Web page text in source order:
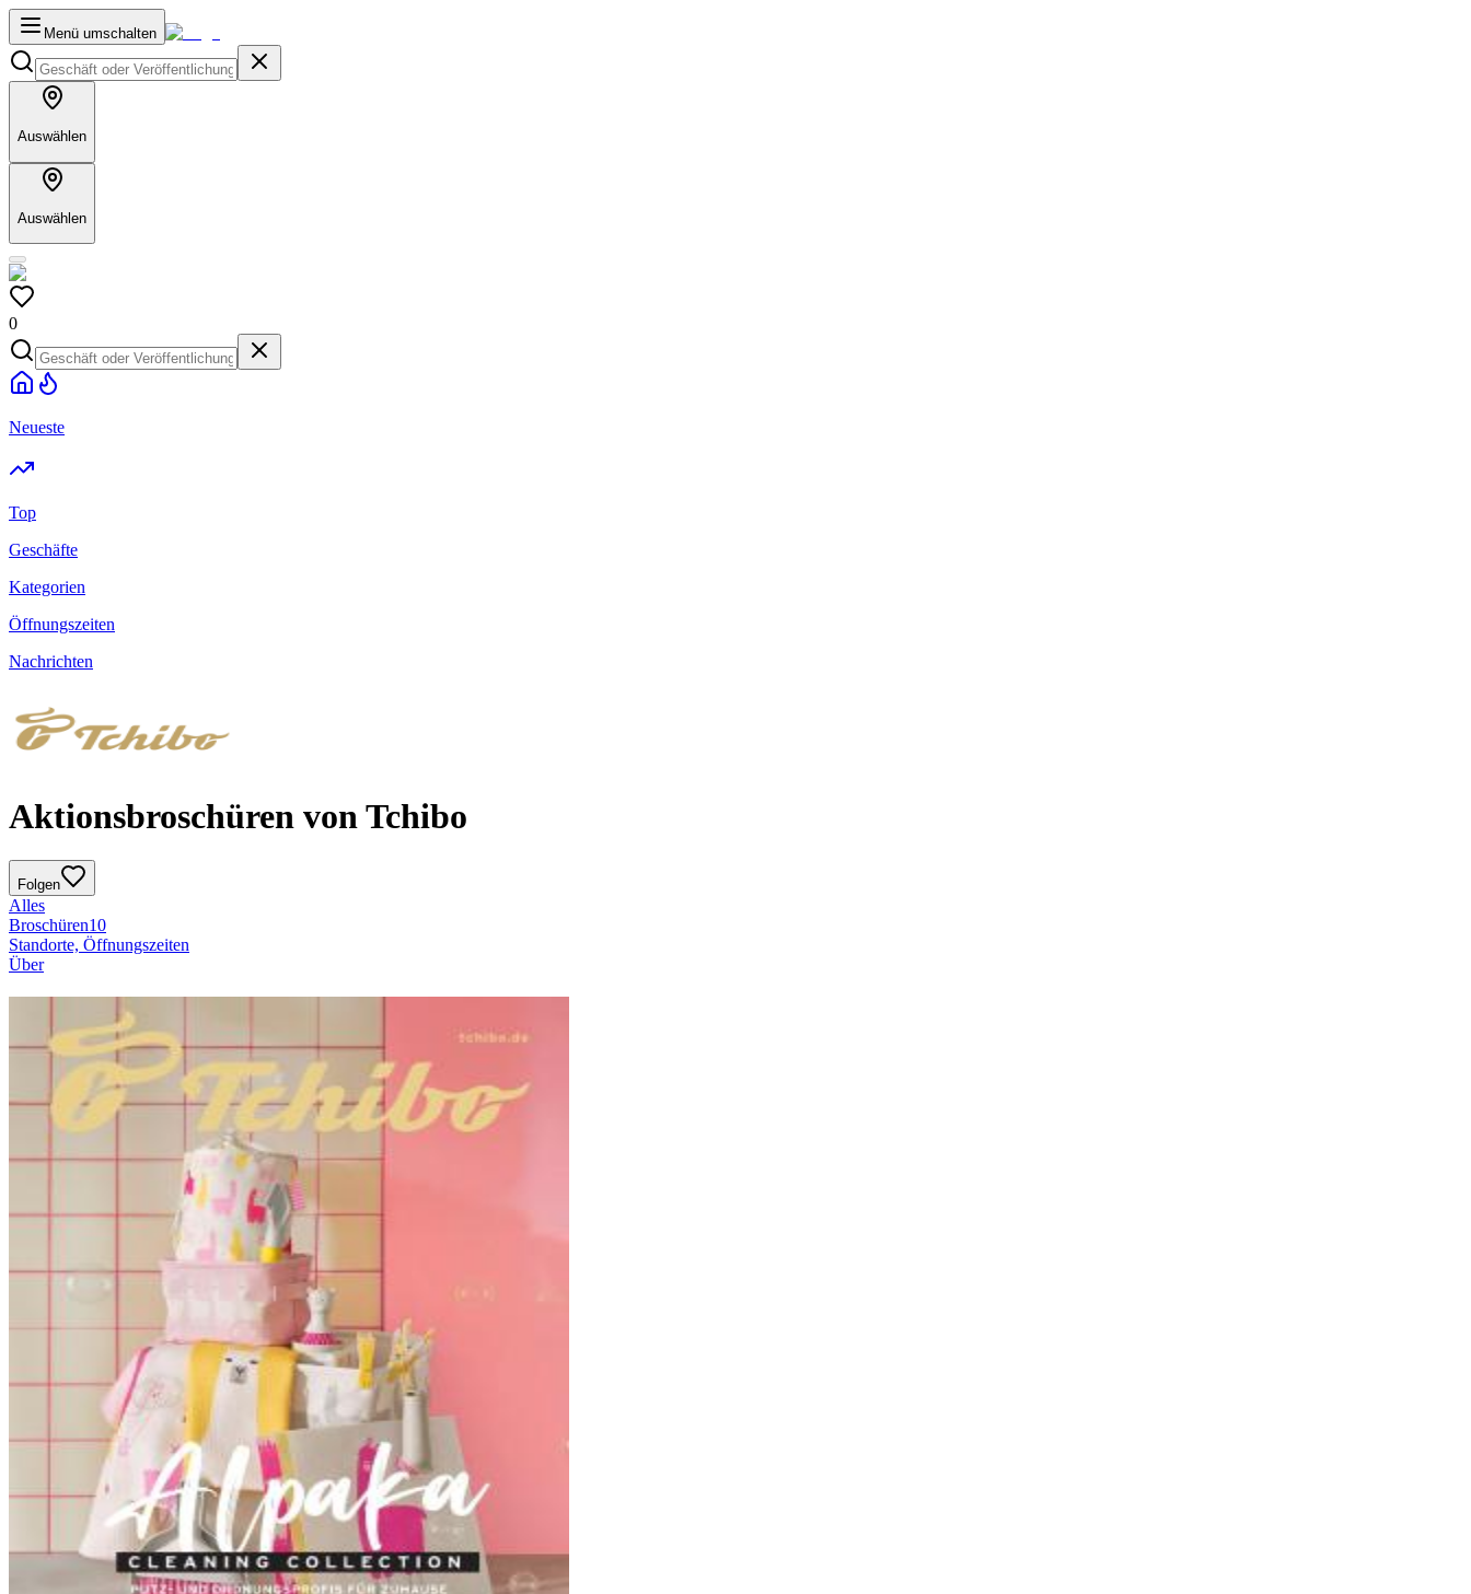
Menü umschalten
Auswählen
Auswählen
0
Neueste
Top
Geschäfte
Kategorien
Öffnungszeiten
Nachrichten
Aktionsbroschüren von Tchibo
Folgen
Alles
Broschüren10
Standorte, Öffnungszeiten
Über